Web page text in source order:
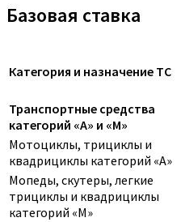
Базовая ставка
Категория и назначение ТС
Транспортные средства
категорий «A» и «M»
Мотоциклы, трициклы и
квадрициклы категорий «A»
Мопеды, скутеры, легкие
трициклы и квадрициклы
категорий «M»